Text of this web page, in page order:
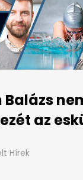
Balázs
az
Hírek